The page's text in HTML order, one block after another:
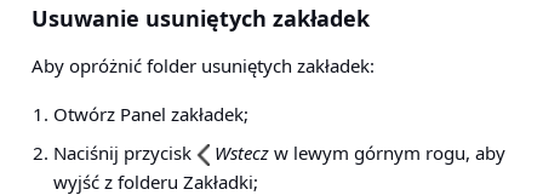
Usuwanie usuniętych zakładek
Aby opróżnić folder usuniętych zakładek:
Otwórz Panel zakładek;
Naciśnij przycisk
Wstecz w lewym górnym rogu, aby
wyjść z folderu Zakładki;